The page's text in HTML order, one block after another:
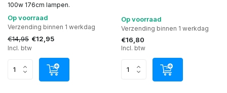
100w 176cm lampen.
Op voorraad
Verzending binnen 1 werkdag
€14,95 €12,95
Incl. btw
Op voorraad
Verzending binnen 1 werkdag
€16,80
Incl. btw